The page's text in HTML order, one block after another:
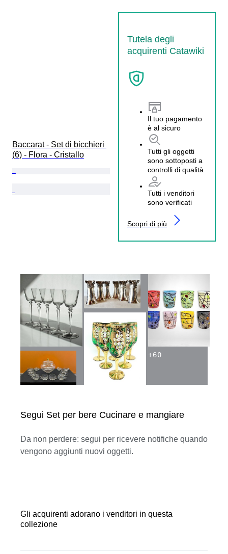
Baccarat - Set di bicchieri
(6) - Flora - Cristallo
Tutela degli
acquirenti Catawiki
Il tuo pagamento
è al sicuro
Tutti gli oggetti
sono sottoposti a
controlli di qualità
Tutti i venditori
sono verificati
Scopri di più
Segui Set per bere Cucinare e mangiare
Da non perdere: segui per ricevere notifiche quando
vengono aggiunti nuovi oggetti.
+60
Gli acquirenti adorano i venditori in questa
collezione